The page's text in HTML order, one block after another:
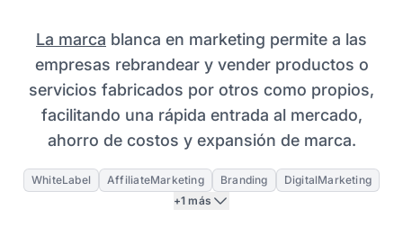
La marca blanca en marketing permite a las
empresas rebrandear y vender productos o
servicios fabricados por otros como propios,
facilitando una rápida entrada al mercado,
ahorro de costos y expansión de marca.
WhiteLabel AffiliateMarketing Branding
DigitalMarketing
+1 más